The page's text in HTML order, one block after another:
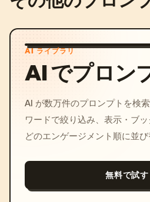
AI ライブラリ
AI でプロン
AI が数万件のプロンプトを検
ワードで絞り込み、表示・ブ
どのエンゲージメント順に並び
無料で試す